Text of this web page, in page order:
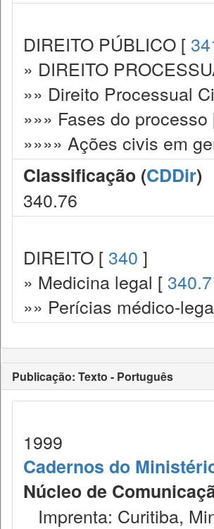
DIREITO PÚBLICO [
» DIREITO
»» Direito Processual
»»» Fases do processo
»»»» Ações civis em
Classificação (CDDir)
340.76
DIREITO [ 340 ]
» Medicina legal [ 340.7
»» Perícias médico-
Publicação: Texto - Português
1999
Cadernos do
Núcleo de
Imprenta: Curitiba,